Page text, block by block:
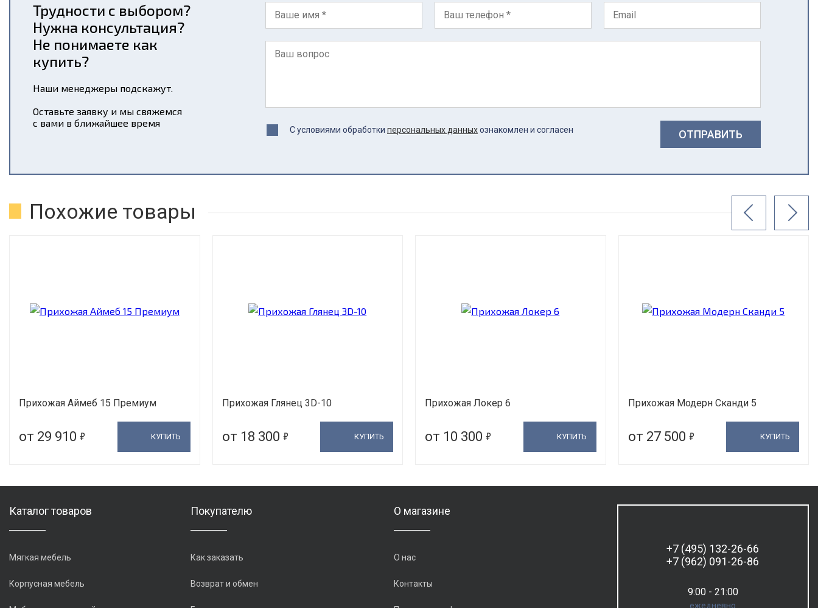
Трудности с выбором?
Нужна консультация?
Не понимаете как
купить?
Наши менеджеры подскажут.
Оставьте заявку и мы свяжемся
с вами в ближайшее время
С условиями обработки персональных данныхознакомлен и согласен ОТПРАВИТЬ
Похожие товары
Прихожая Аймеб 15 Премиум
от 29 910 5 КУПИТЬ
Прихожая Глянец 3D-10
от 18 300 5 КУПИТЬ
Прихожая Локер 6
от 10 300 5 КУПИТЬ
Прихожая Модерн Сканди 5
от 27 500 5 КУПИТЬ
Каталог товаров
Мягкая мебель
Корпусная мебель
Покупателю
Как заказать
Возврат и обмен
О магазине
О нас
Контакты
+7 (495) 132-26-66
+7 (962) 091-26-86
9:00 - 21:00
ежедневно